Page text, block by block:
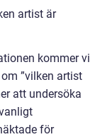
artist är
kommer vi
”vilken artist
att undersöka
för